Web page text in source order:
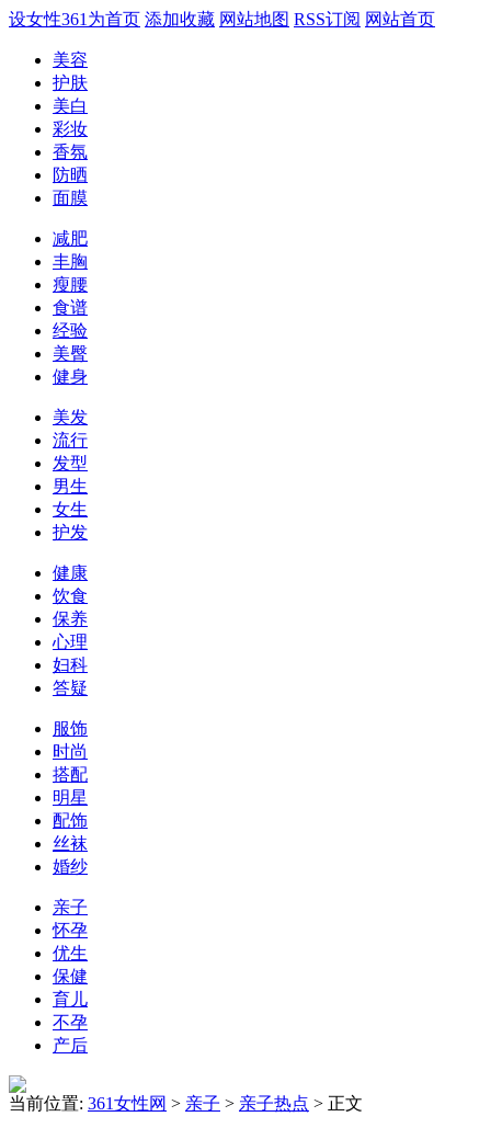
设女性361为首页 添加收藏 网站地图 RSS订阅 网站首页
美容
护肤
美白
彩妆
香氛
防晒
面膜
减肥
丰胸
瘦腰
食谱
经验
美臀
健身
美发
流行
发型
男生
女生
护发
健康
饮食
保养
心理
妇科
答疑
服饰
时尚
搭配
明星
配饰
丝袜
婚纱
亲子
怀孕
优生
保健
育儿
不孕
产后
当前位置: 361女性网 > 亲子 > 亲子热点 > 正文